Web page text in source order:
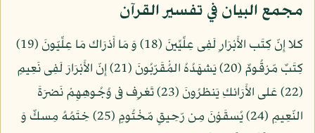
مجمع البيان في تفسير القرآن
كلا إِنّ كِتَب الأَبْرَارِ لَفِى عِلِّيِّينَ (18) وَ مَا أَدْرَاك مَا عِلِّيّونَ (19)
كِتَبٌ مّرْقُومٌ (20) يَشهَدُهُ المُْقَرّبُونَ (21) إِنّ الأَبْرَارَ لَفِى نَعِيمٍ
(22) عَلى الأَرَائكِ يَنظرُونَ (23) تَعْرِف فى وُجُوهِهِمْ نَضرَةَ
النّعِيمِ (24) يُسقَوْنَ مِن رّحِيقٍ مّخْتُومٍ (25) خِتَمُهُ مِسكٌ وَ